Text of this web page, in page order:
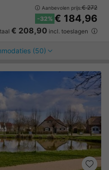
Aanbevolen prijs:€ 272
-32% € 184,96
€ 208,90 incl. toeslagen
(50)